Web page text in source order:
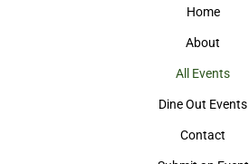
Home
About
All Events
Dine Out Events
Contact